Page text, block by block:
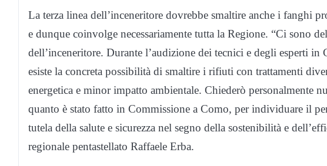
La terza linea dell’inceneritore dovrebbe smaltire anche i fanghi
e dunque coinvolge necessariamente tutta la Regione. “Ci sono
dell’inceneritore. Durante l’audizione dei tecnici e degli esperti in
esiste la concreta possibilità di smaltire i rifiuti con trattamenti
energetica e minor impatto ambientale. Chiederò personalmente
quanto è stato fatto in Commissione a Como, per individuare il
tutela della salute e sicurezza nel segno della sostenibilità e
regionale pentastellato Raffaele Erba.